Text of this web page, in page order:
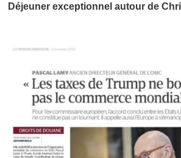
Déjeuner exceptionnel autour de